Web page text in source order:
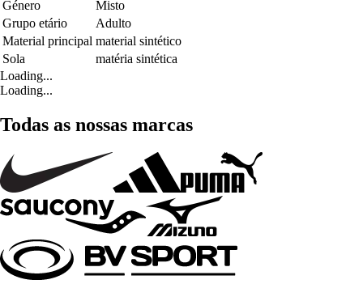
Género
Misto
Grupo etário
Adulto
Material principal material sintético
Sola
matéria sintética
Loading...
Loading...
Todas as nossas marcas